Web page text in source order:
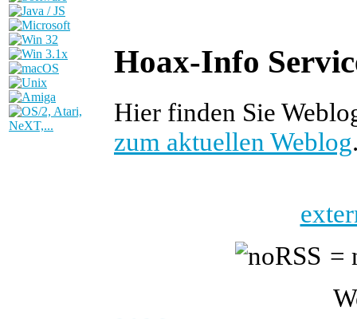
Hoax-Info
Hier finden Sie
zum aktuellen Weblog
=